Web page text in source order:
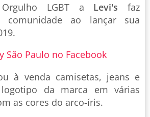
LGBT a Levi's faz
comunidade ao lançar sua
São Paulo no Facebook
à venda camisetas, jeans e
da marca em várias
as cores do arco-íris.